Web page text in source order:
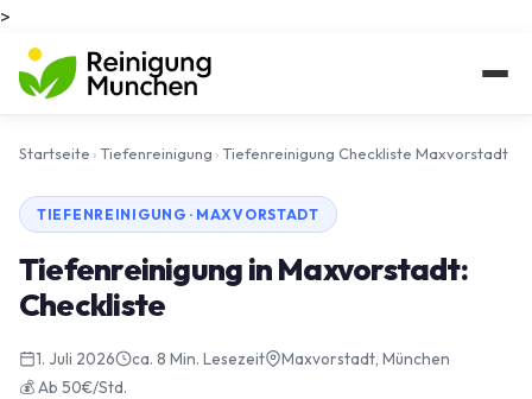
>
Startseite ›Tiefenreinigung ›Tiefenreinigung Checkliste Maxvorstadt
TIEFENREINIGUNG · MAXVORSTADT
Tiefenreinigung in Maxvorstadt:
Checkliste
1. Juli 2026 ca. 8 Min. Lesezeit
Maxvorstadt, München
💰 Ab 50€/Std.